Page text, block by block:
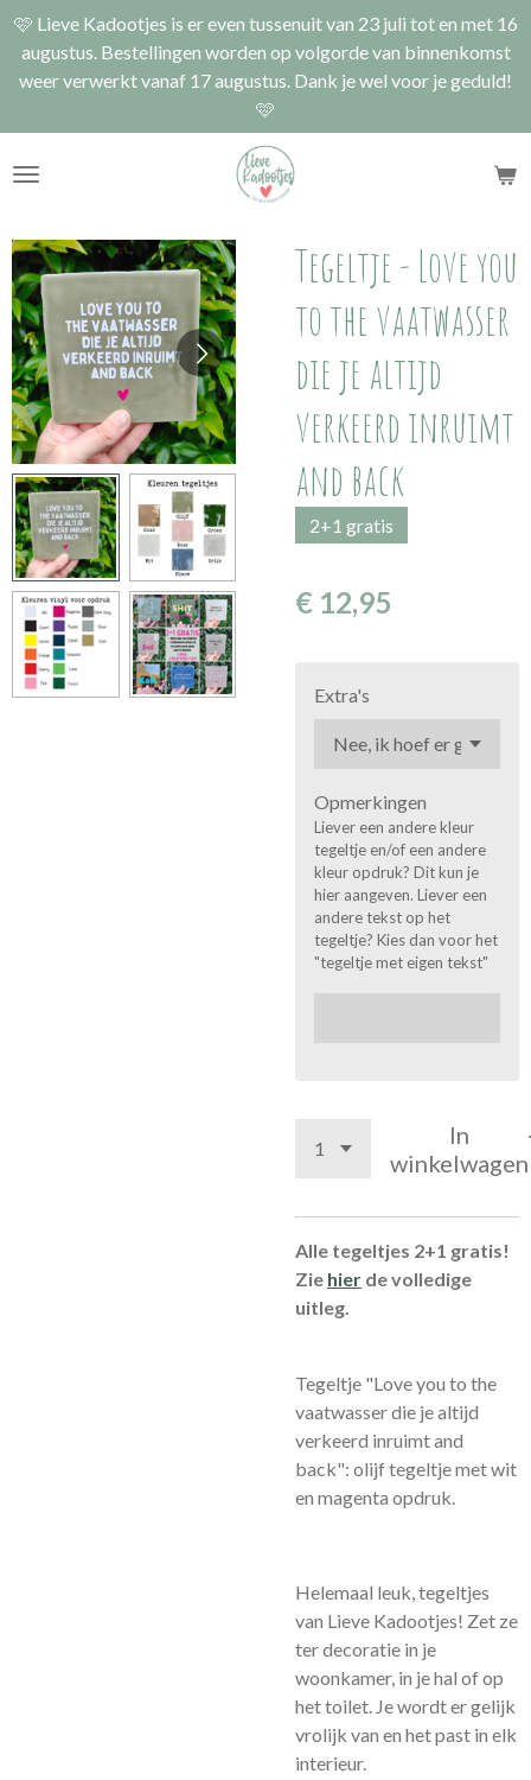
Ga
direct
naar
hoofdinhoud
🩷 Lieve Kadootjes is er even tussenuit van 23 juli tot en met 16
augustus. Bestellingen worden op volgorde van binnenkomst
weer verwerkt vanaf 17 augustus. Dank je wel voor je geduld!
🩷
Tegeltje - Love you
to the vaatwasser
die je altijd
verkeerd inruimt
and back
2+1 gratis
€ 12,95
Extra's
Opmerkingen
Liever een andere kleur
tegeltje en/of een andere
kleur opdruk? Dit kun je
hier aangeven. Liever een
andere tekst op het
tegeltje? Kies dan voor het
"tegeltje met eigen tekst"
In
winkelwagen
Alle tegeltjes 2+1 gratis!
Zie hier de volledige
uitleg.
Tegeltje "Love you to the
vaatwasser die je altijd
verkeerd inruimt and
back": olijf tegeltje met wit
en magenta opdruk.
Helemaal leuk, tegeltjes
van Lieve Kadootjes! Zet ze
ter decoratie in je
woonkamer, in je hal of op
het toilet. Je wordt er gelijk
vrolijk van en het past in elk
interieur.